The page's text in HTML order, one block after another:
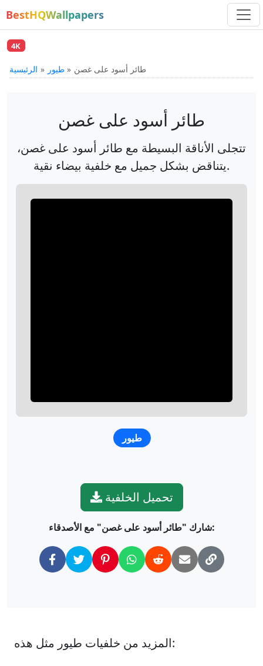
BestHQWallpapers
4K
الرئيسية طيور طائر أسود على غصن
طائر أسود على غصن
تتجلى الأناقة البسيطة مع طائر أسود على غصن،
يتناقض بشكل جميل مع خلفية بيضاء نقية.
طيور
تحميل الخلفية
شارك "طائر أسود على غصن" مع الأصدقاء:
المزيد من خلفيات طيور مثل هذه: